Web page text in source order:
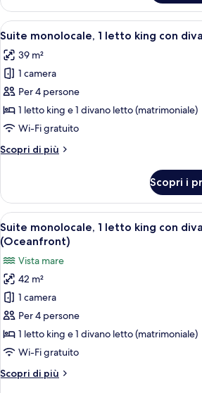
monolocale,
letti
multipli
Queen)
Apri
tutte
le
foto
per
Suite
monolocale,
letto
divano
letto
Una
6
Suite monolocale, 1 letto king con
39 m²
1 camera
Per 4 persone
1 letto king e 1 divano letto (matrimoniale)
Wi-Fi gratuito
Scopri di più
Altri
monolocale,
letto
king
con
divano
letto
Scopri i
Apri
tutte
le
foto
per
Suite
monolocale,
1
letto
con
Una
5
Suite monolocale, 1 letto king con
(Oceanfront)
Vista mare
42 m²
1 camera
Per 4 persone
1 letto king e 1 divano letto (matrimoniale)
Wi-Fi gratuito
Scopri di più
Altri